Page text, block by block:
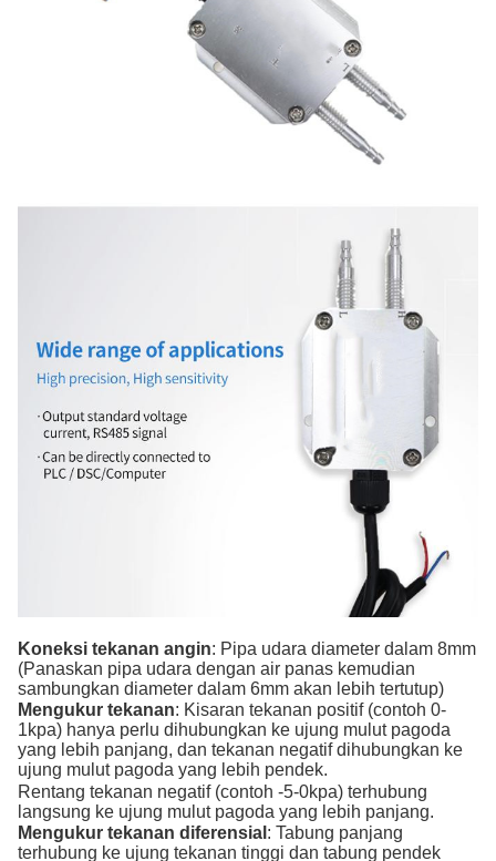
Koneksi tekanan angin: Pipa udara diameter dalam 8mm
(Panaskan pipa udara dengan air panas kemudian
sambungkan diameter dalam 6mm akan lebih tertutup)
Mengukur tekanan: Kisaran tekanan positif (contoh 0-
1kpa) hanya perlu dihubungkan ke ujung mulut pagoda
yang lebih panjang, dan tekanan negatif dihubungkan ke
ujung mulut pagoda yang lebih pendek.
Rentang tekanan negatif (contoh -5-0kpa) terhubung
langsung ke ujung mulut pagoda yang lebih panjang.
Mengukur tekanan diferensial : Tabung panjang
terhubung ke ujung tekanan tinggi dan tabung pendek